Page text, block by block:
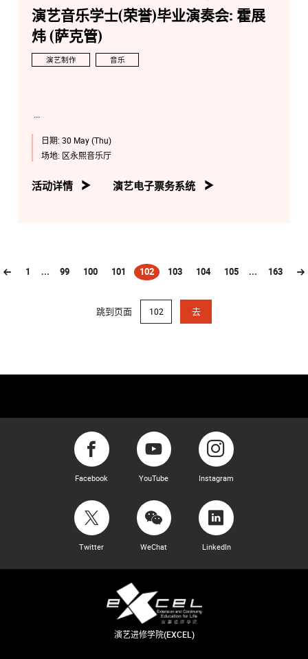
演艺音乐学士(荣誉)毕业演奏会: 霍展
炜 (萨克管)
演艺制作 音乐
日期: 30 May (Thu)
场地: 区永熙音乐厅
活动详情 演艺电子票务系统
1 ... 99 100 101 102
(current)103 104 105 ... 163
跳到页面 去
Facebook YouTube Instagram
Twitter WeChat LinkedIn
演艺进修学院(EXCEL)